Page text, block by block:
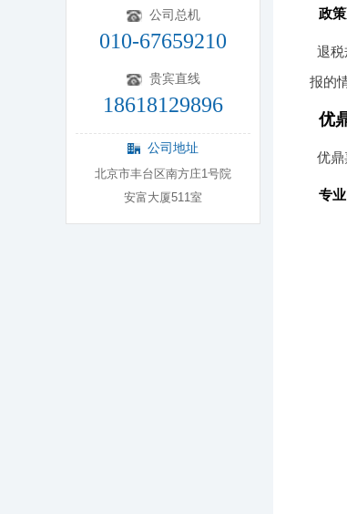
公司总机
010-67659210
贵宾直线
18618129896
公司地址
北京市丰台区南方庄1号院
安富大厦511室
政
退
报的
优
优鼎
专